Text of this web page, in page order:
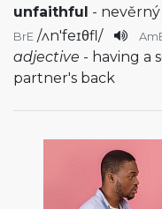
unfaithful - nevěrný
BrE /ʌn'feɪθfl/
adjective - having a
partner's back